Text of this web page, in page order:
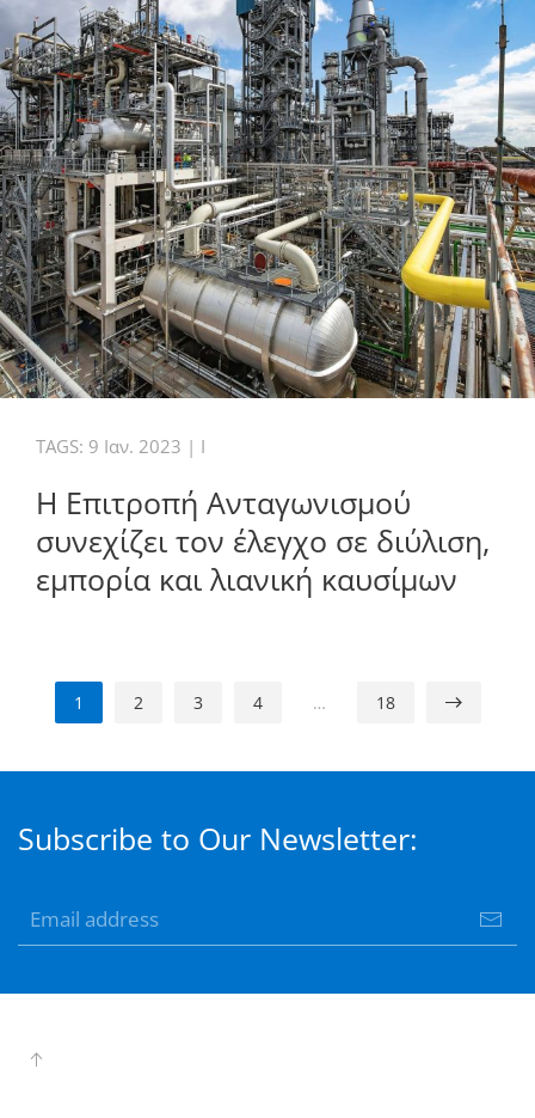
TAGS: 9 Ιαν. 2023 | I
Η Επιτροπή Ανταγωνισμού
συνεχίζει τον έλεγχο σε διύλιση,
εμπορία και λιανική καυσίμων
1 2 3 4 … 18
Subscribe to Our Newsletter: